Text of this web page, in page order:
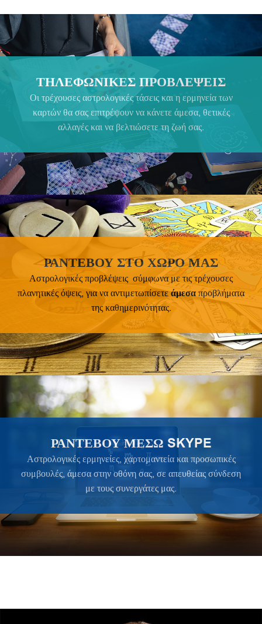
ΤΗΛΕΦΩΝΙΚΕΣ ΠΡΟΒΛΕΨΕΙΣ
Οι τρέχουσες αστρολογικές τάσεις και η ερμηνεία των
καρτών θα σας επιτρέψουν να κάνετε άμεσα, θετικές
αλλαγές και να βελτιώσετε τη ζωή σας.
ΡΑΝΤΕΒΟΥ ΣΤΟ ΧΩΡΟ ΜΑΣ
Αστρολογικές προβλέψεις σύμφωνα με τις τρέχουσες
πλανητικές όψεις, για να αντιμετωπίσετεάμεσαπροβλήματα
της καθημερινότητας.
ΡΑΝΤΕΒΟΥ ΜΕΣΩ SKYPE
Αστρολογικές ερμηνείες, χαρτομαντεία και προσωπικές
συμβουλές, άμεσα στην οθόνη σας, σε απευθείας σύνδεση
με τους συνεργάτες μας.